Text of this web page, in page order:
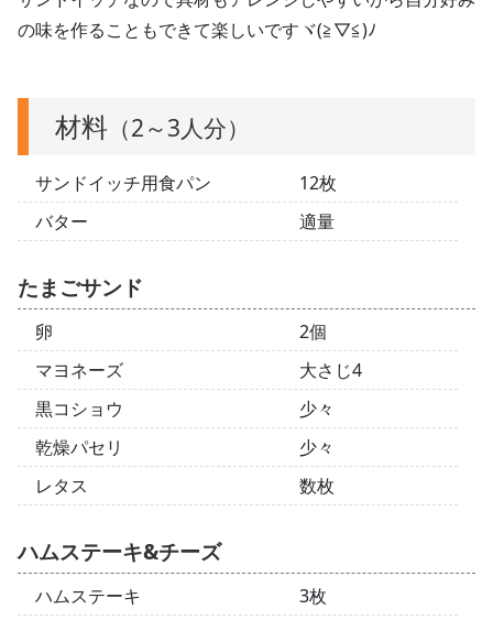
の味を作ることもできて楽しいですヾ(≧▽≦)ﾉ
材料 （2～3人分）
サンドイッチ用食パン
12枚
バター
適量
たまごサンド
卵
2個
マヨネーズ
大さじ4
黒コショウ
少々
乾燥パセリ
少々
レタス
数枚
ハムステーキ&チーズ
ハムステーキ
3枚